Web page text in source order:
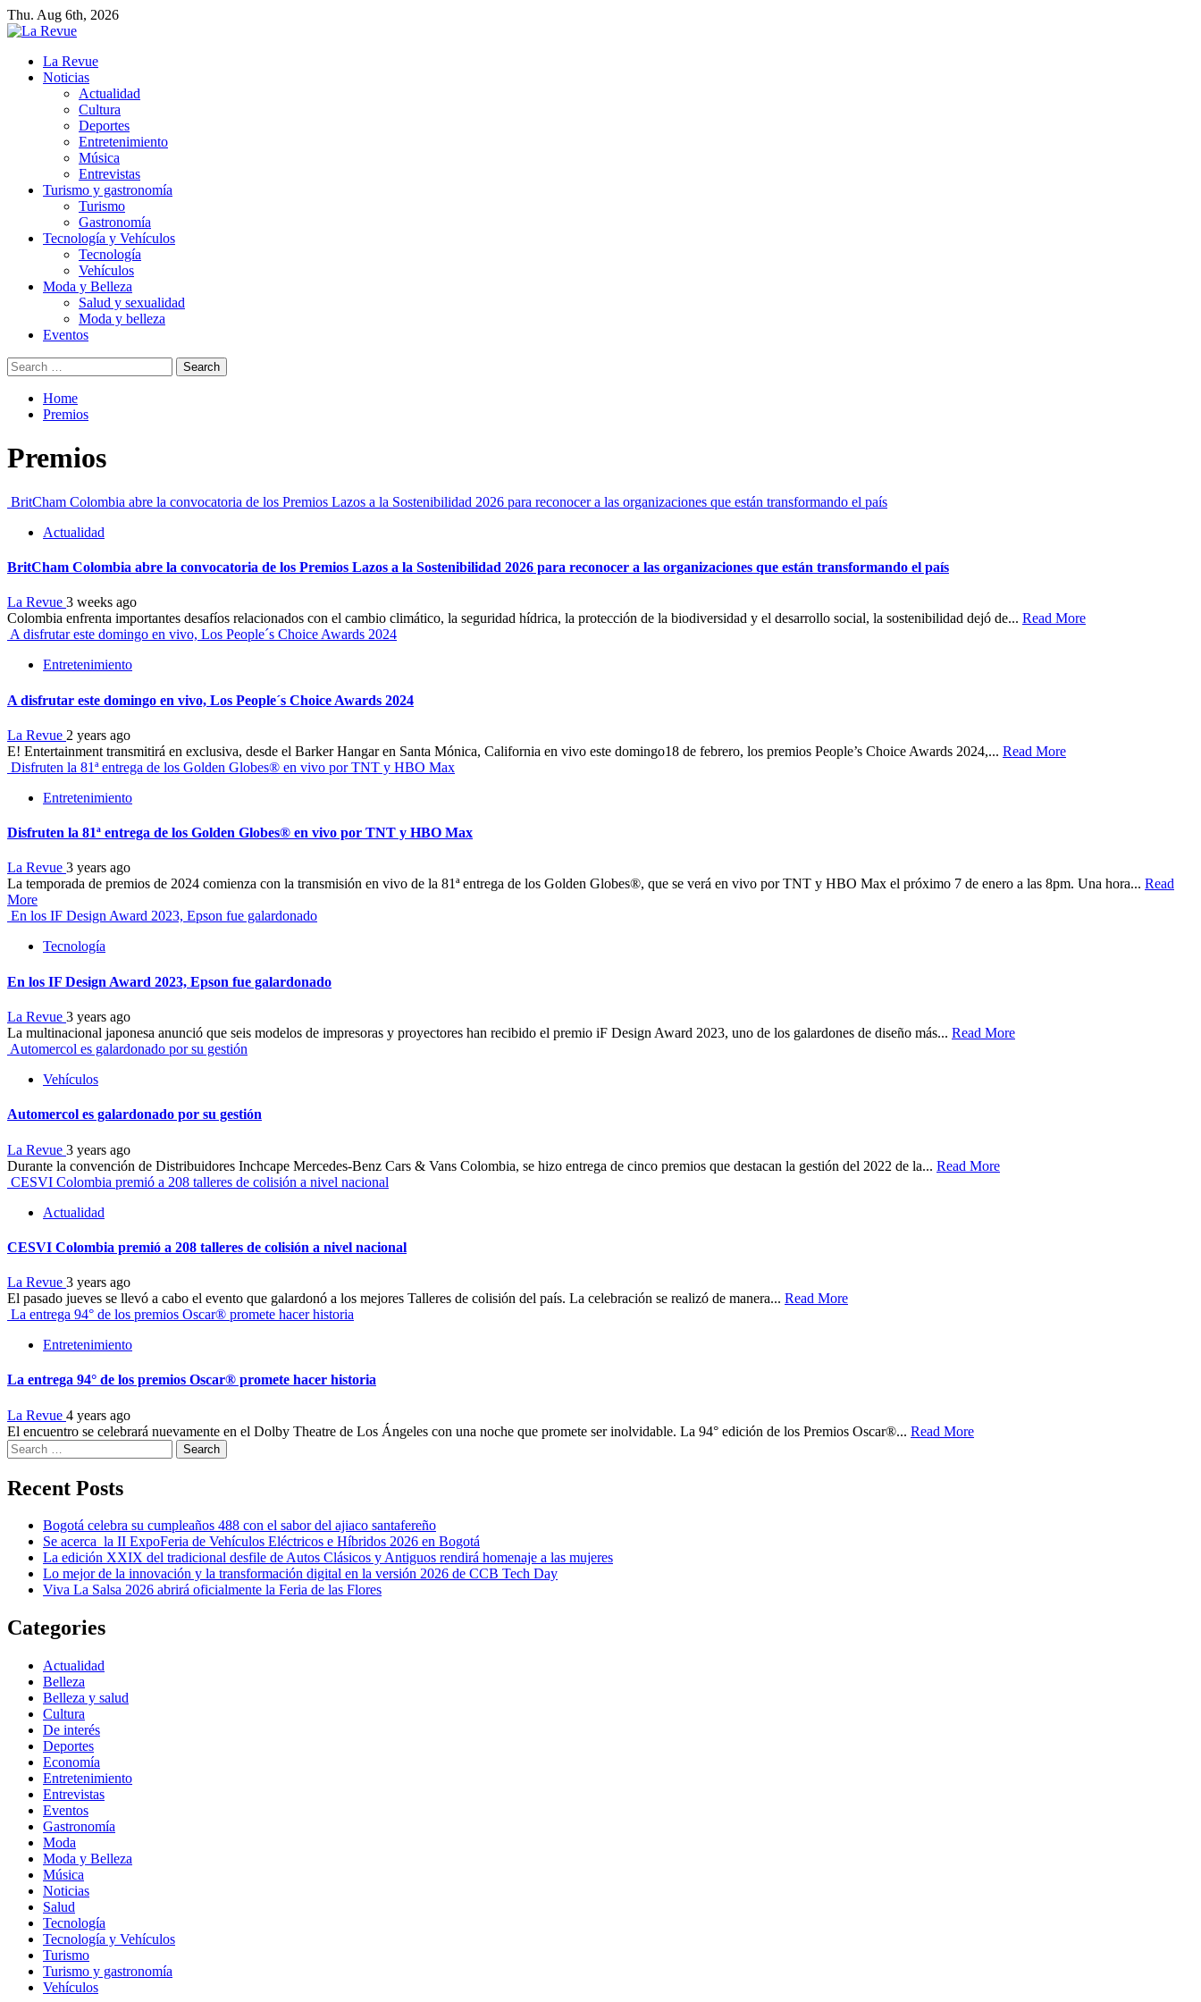
Skip
to
Thu. Aug 6th, 2026
Primary
Menu
La Revue
Noticias
Actualidad
Cultura
Deportes
Entretenimiento
Música
Entrevistas
Turismo y gastronomía
Turismo
Gastronomía
Tecnología y Vehículos
Tecnología
Vehículos
Moda y Belleza
Salud y sexualidad
Moda y belleza
Eventos
Search
for:
Home
Premios
Premios
BritCham Colombia abre la convocatoria de los Premios Lazos a la Sostenibilidad 2026 para reconocer a las organizaciones que están transformando el país
Actualidad
BritCham Colombia abre la convocatoria de los Premios Lazos a la Sostenibilidad 2026 para reconocer a las organizaciones que están transformando el país
La Revue 3 weeks ago
Colombia enfrenta importantes desafíos relacionados con el cambio climático, la seguridad hídrica, la protección de la biodiversidad y el desarrollo social, la sostenibilidad dejó de... Read More
A disfrutar este domingo en vivo, Los People´s Choice Awards 2024
Entretenimiento
A disfrutar este domingo en vivo, Los People´s Choice Awards 2024
La Revue 2 years ago
E! Entertainment transmitirá en exclusiva, desde el Barker Hangar en Santa Mónica, California en vivo este domingo18 de febrero, los premios People’s Choice Awards 2024,... Read More
Disfruten la 81ª entrega de los Golden Globes® en vivo por TNT y HBO Max
Entretenimiento
Disfruten la 81ª entrega de los Golden Globes® en vivo por TNT y HBO Max
La Revue 3 years ago
La temporada de premios de 2024 comienza con la transmisión en vivo de la 81ª entrega de los Golden Globes®, que se verá en vivo por TNT y HBO Max el próximo 7 de enero a las 8pm. Una hora... Read
More
En los IF Design Award 2023, Epson fue galardonado
Tecnología
En los IF Design Award 2023, Epson fue galardonado
La Revue 3 years ago
La multinacional japonesa anunció que seis modelos de impresoras y proyectores han recibido el premio iF Design Award 2023, uno de los galardones de diseño más... Read More
Automercol es galardonado por su gestión
Vehículos
Automercol es galardonado por su gestión
La Revue 3 years ago
Durante la convención de Distribuidores Inchcape Mercedes-Benz Cars & Vans Colombia, se hizo entrega de cinco premios que destacan la gestión del 2022 de la... Read More
CESVI Colombia premió a 208 talleres de colisión a nivel nacional
Actualidad
CESVI Colombia premió a 208 talleres de colisión a nivel nacional
La Revue 3 years ago
El pasado jueves se llevó a cabo el evento que galardonó a los mejores Talleres de colisión del país. La celebración se realizó de manera... Read More
La entrega 94° de los premios Oscar® promete hacer historia
Entretenimiento
La entrega 94° de los premios Oscar® promete hacer historia
La Revue 4 years ago
El encuentro se celebrará nuevamente en el Dolby Theatre de Los Ángeles con una noche que promete ser inolvidable. La 94° edición de los Premios Oscar®... Read More
Search
for:
Recent Posts
Bogotá celebra su cumpleaños 488 con el sabor del ajiaco santafereño
Se acerca la II ExpoFeria de Vehículos Eléctricos e Híbridos 2026 en Bogotá
La edición XXIX del tradicional desfile de Autos Clásicos y Antiguos rendirá homenaje a las mujeres
Lo mejor de la innovación y la transformación digital en la versión 2026 de CCB Tech Day
Viva La Salsa 2026 abrirá oficialmente la Feria de las Flores
Categories
Actualidad
Belleza
Belleza y salud
Cultura
De interés
Deportes
Economía
Entretenimiento
Entrevistas
Eventos
Gastronomía
Moda
Moda y Belleza
Música
Noticias
Salud
Tecnología
Tecnología y Vehículos
Turismo
Turismo y gastronomía
Vehículos